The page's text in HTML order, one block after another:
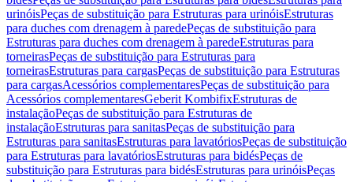
urinóisPeças de substituição para Estruturas para urinóisEstruturas
para duches com drenagem à paredePeças de substituição para
Estruturas para duches com drenagem à paredeEstruturas para
torneirasPeças de substituição para Estruturas para
torneirasEstruturas para cargasPeças de substituição para Estruturas
para cargasAcessórios complementaresPeças de substituição para
Acessórios complementaresGeberit KombifixEstruturas de
instalaçãoPeças de substituição para Estruturas de
instalaçãoEstruturas para sanitasPeças de substituição para
Estruturas para sanitasEstruturas para lavatóriosPeças de substituição
para Estruturas para lavatóriosEstruturas para bidésPeças de
substituição para Estruturas para bidésEstruturas para urinóisPeças